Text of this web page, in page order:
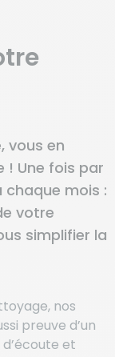
vous en
! Une fois par
chaque mois :
votre
simplifier la
nos
preuve d’un
et